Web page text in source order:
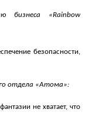
бизнеса «Rainbow
безопасности,
отдела «Атома»:
не хватает, что